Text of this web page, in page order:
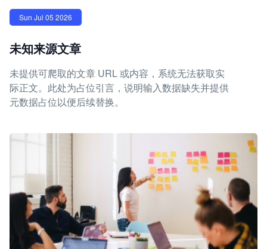
Sun Jul 05 2026
未知来源文章
未提供可爬取的文章 URL 或内容，系统无法获取实
际正文。此处为占位引言，说明输入数据缺失并提供
元数据占位以便后续替换。